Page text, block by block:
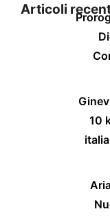
Articoli
10